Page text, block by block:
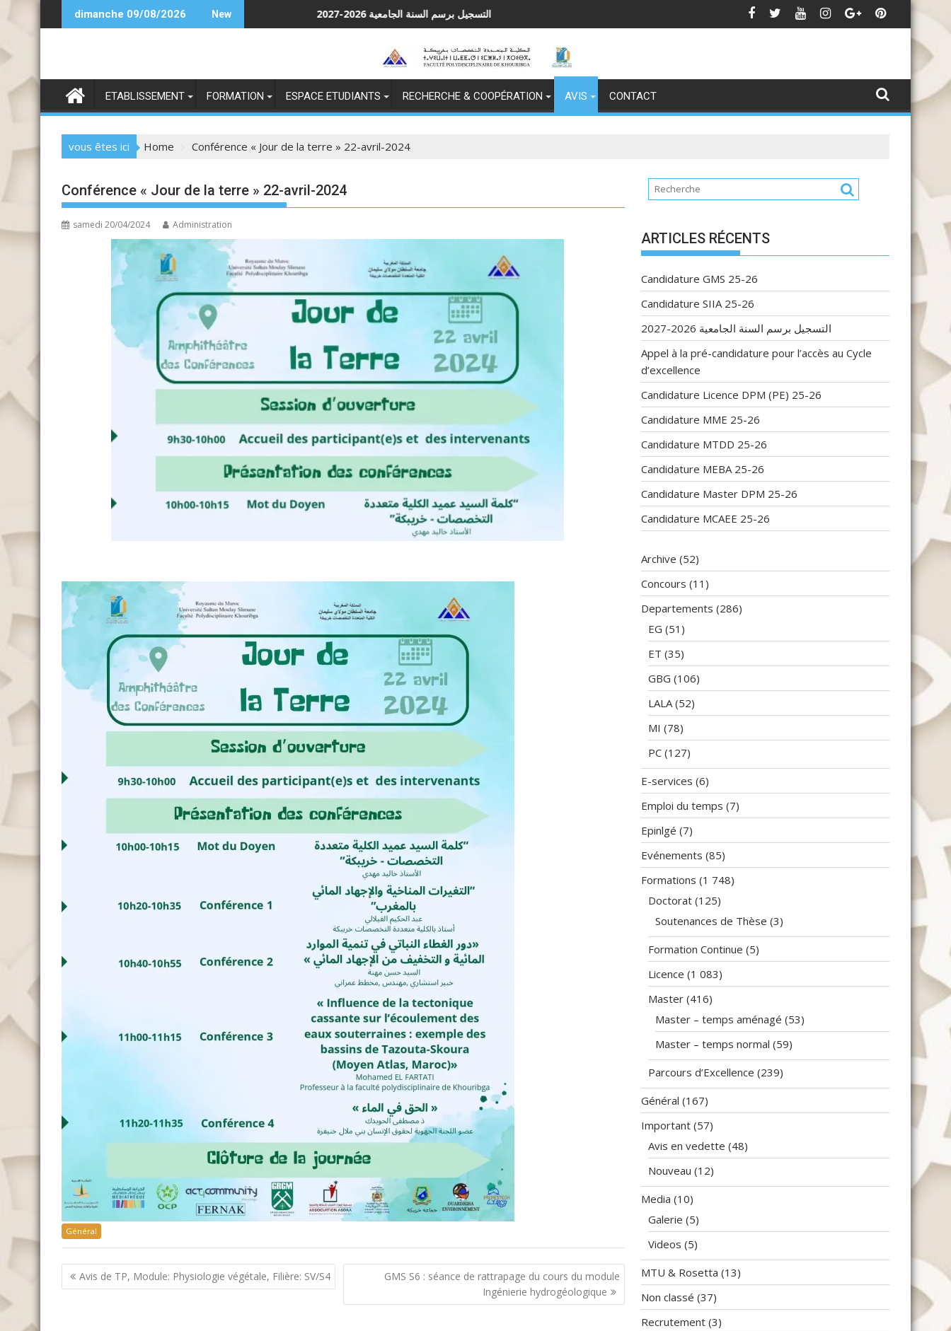
to
dimanche 09/08/2026 New التسجيل برسم السنة الجامعية 2026-2027 Appel à la pré-candidature pour l’accès au Cycle d’excellence Candidature
ETABLISSEMENT FORMATION ESPACE ETUDIANTS RECHERCHE & COOPÉRATION AVIS CONTACT
vous êtes ici Home Conférence « Jour de la terre » 22-avril-2024
Conférence « Jour de la terre » 22-avril-2024
samedi 20/04/2024 Administration
Général
Navigation
de
Avis de TP, Module: Physiologie végétale, Filière: SV/S4
GMS S6 : séance de rattrapage du cours du module
Ingénierie hydrogéologique
ARTICLES RÉCENTS
Candidature GMS 25-26
Candidature SIIA 25-26
التسجيل برسم السنة الجامعية 2026-2027
Appel à la pré-candidature pour l’accès au Cycle
d’excellence
Candidature Licence DPM (PE) 25-26
Candidature MME 25-26
Candidature MTDD 25-26
Candidature MEBA 25-26
Candidature Master DPM 25-26
Candidature MCAEE 25-26
Archive (52)
Concours (11)
Departements (286)
EG (51)
ET (35)
GBG (106)
LALA(52)
MI (78)
PC (127)
E-services (6)
Emploi du temps (7)
Epinlgé (7)
Evénements (85)
Formations (1 748)
Doctorat (125)
Soutenances de Thèse (3)
Formation Continue (5)
Licence (1 083)
Master (416)
Master – temps aménagé (53)
Master – temps normal (59)
Parcours d’Excellence (239)
Général (167)
Important (57)
Avis en vedette (48)
Nouveau (12)
Media (10)
Galerie (5)
Videos (5)
MTU & Rosetta (13)
Non classé (37)
Recrutement (3)